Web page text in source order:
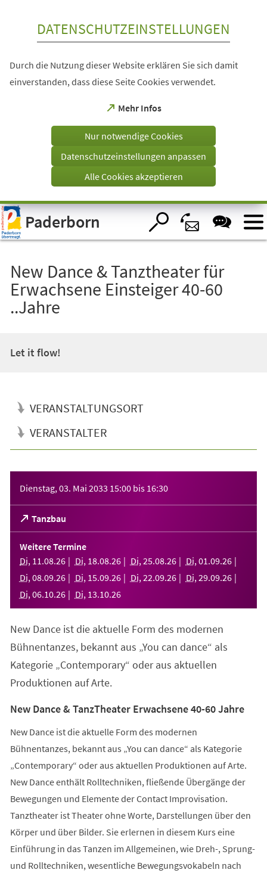
Visuelle
Assistenzsoftware
öffnen.
DATENSCHUTZEINSTELLUNGEN
Durch die Nutzung dieser Website erklären Sie sich damit
einverstanden, dass diese Seite Cookies verwendet.
Mehr Infos
(Öffnet
einem
Tab)
Nur notwendige Cookies
Datenschutzeinstellungen anpassen
Alle Cookies akzeptieren
Paderborn
New Dance & Tanztheater für
Erwachsene Einsteiger 40-60
..Jahre
Let it flow!
VERANSTALTUNGSORT
VERANSTALTER
Dienstag, 03. Mai 2033 15:00 bis 16:30
Tanzbau
(Öffnet
in
einem
neuen
Tab)
Weitere Termine
Di, 11 .08.26 Di, 18.08.26 Di, 25.08.26 Di, 01 .09.26
Di, 08.09.26 Di, 15.09.26 Di, 22.09.26 Di, 29.09.26
Di, 06.10.26 Di, 13.10.26
New Dance ist die aktuelle Form des modernen
Bühnentanzes, bekannt aus „You can dance“ als
Kategorie „Contemporary“ oder aus aktuellen
Produktionen auf Arte.
New Dance & TanzTheater Erwachsene 40-60 Jahre
New Dance ist die aktuelle Form des modernen
Bühnentanzes, bekannt aus „You can dance“ als Kategorie
„Contemporary“ oder aus aktuellen Produktionen auf Arte.
New Dance enthält Rolltechniken, fließende Übergänge der
Bewegungen und Elemente der Contact Improvisation.
Tanztheater ist Theater ohne Worte, Darstellungen über den
Körper und über Bilder. Sie erlernen in diesem Kurs eine
Einführung in das Tanzen im Allgemeinen, wie Dreh-, Sprung-
und Rolltechniken, wesentliche Bewegungsvokabeln nach